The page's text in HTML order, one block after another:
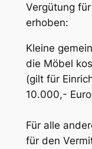
Vergütung
erhoben:
Kleine
die Möbel
(gilt für
10.000,-
Für alle
für den